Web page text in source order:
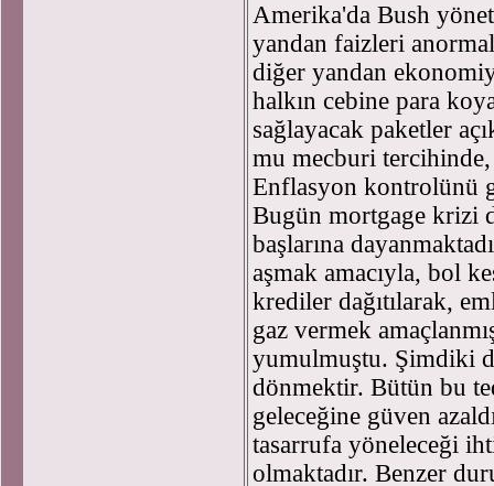
Amerika'da Bush
yandan faizleri
diğer yandan
halkın cebine para
sağlayacak paketler
mu mecburi
Enflasyon kontrolünü
Bugün mortgage krizi
başlarına
aşmak amacıyla, bol
krediler dağıtılarak,
gaz vermek
yumulmuştu. Şimdiki
dönmektir. Bütün bu
geleceğine güven
tasarrufa yöneleceği
olmaktadır. Benzer